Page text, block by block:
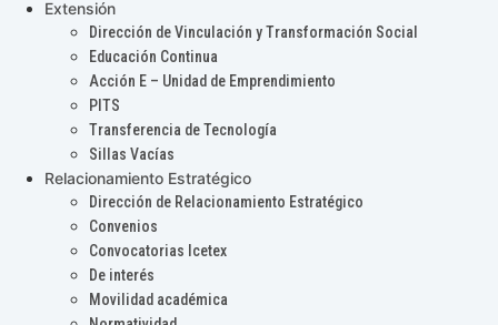
Extensión
Dirección de Vinculación y Transformación Social
Educación Continua
Acción E – Unidad de Emprendimiento
PITS
Transferencia de Tecnología
Sillas Vacías
Relacionamiento Estratégico
Dirección de Relacionamiento Estratégico
Convenios
Convocatorias Icetex
De interés
Movilidad académica